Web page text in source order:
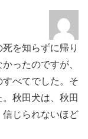
を知らずに帰り
ったのですが、
べてでした。そ
秋田犬は、秋田
信じられないほど